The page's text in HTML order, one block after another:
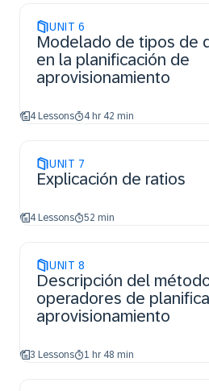
UNIT 6
Modelado de tipos de
en la planificación de
aprovisionamiento
4 Lessons 4 hr 42 min
UNIT 7
Explicación de ratios
4 Lessons 52 min
UNIT 8
Descripción del
operadores de
aprovisionamiento
3 Lessons 1 hr 48 min